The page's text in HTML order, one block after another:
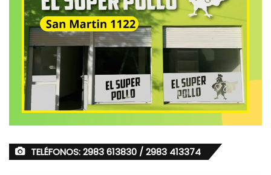
TELÉFONOS: 2983 613830 / 2983 413374